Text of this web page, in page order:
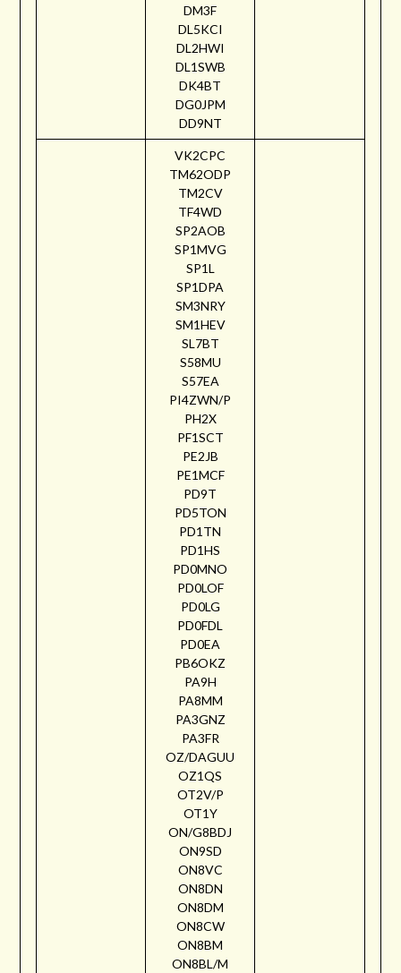
DM3F
DL5KCI
DL2HWI
DL1SWB
DK4BT
DG0JPM
DD9NT
VK2CPC
TM62ODP
TM2CV
TF4WD
SP2AOB
SP1MVG
SP1L
SP1DPA
SM3NRY
SM1HEV
SL7BT
S58MU
S57EA
PI4ZWN/P
PH2X
PF1SCT
PE2JB
PE1MCF
PD9T
PD5TON
PD1TN
PD1HS
PD0MNO
PD0LOF
PD0LG
PD0FDL
PD0EA
PB6OKZ
PA9H
PA8MM
PA3GNZ
PA3FR
OZ/DAGUU
OZ1QS
OT2V/P
OT1Y
ON/G8BDJ
ON9SD
ON8VC
ON8DN
ON8DM
ON8CW
ON8BM
ON8BL/M